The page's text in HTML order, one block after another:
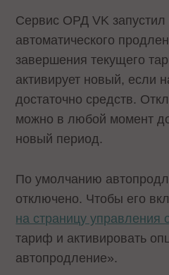
Сервис ОРД VK
автоматического
завершения текущего
активирует новый, если
достаточно средств.
можно в любой момент
новый период.
По умолчанию
отключено. Чтобы его
на страницу управления
тариф и активировать
автопродление».